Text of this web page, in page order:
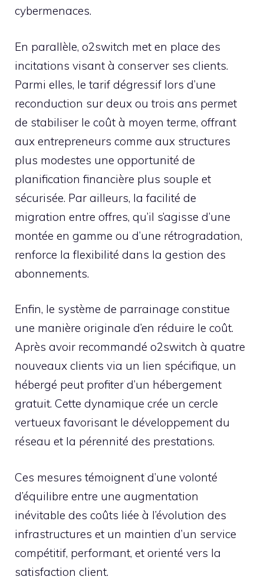
cybermenaces.
En parallèle, o2switch met en place des
incitations visant à conserver ses clients.
Parmi elles, le tarif dégressif lors d’une
reconduction sur deux ou trois ans permet
de stabiliser le coût à moyen terme, offrant
aux entrepreneurs comme aux structures
plus modestes une opportunité de
planification financière plus souple et
sécurisée. Par ailleurs, la facilité de
migration entre offres, qu’il s’agisse d’une
montée en gamme ou d’une rétrogradation,
renforce la flexibilité dans la gestion des
abonnements.
Enfin, le système de parrainage constitue
une manière originale d’en réduire le coût.
Après avoir recommandé o2switch à quatre
nouveaux clients via un lien spécifique, un
hébergé peut profiter d’un hébergement
gratuit. Cette dynamique crée un cercle
vertueux favorisant le développement du
réseau et la pérennité des prestations.
Ces mesures témoignent d’une volonté
d’équilibre entre une augmentation
inévitable des coûts liée à l’évolution des
infrastructures et un maintien d’un service
compétitif, performant, et orienté vers la
satisfaction client.